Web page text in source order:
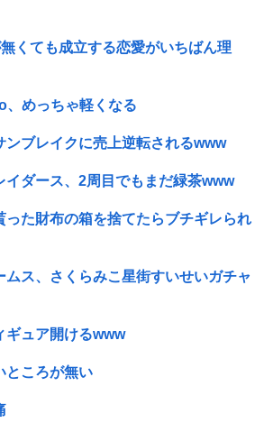
くても成立する恋愛がいちばん理
、めっちゃ軽くなる
ンブレイクに売上逆転されるwww
イダース、2周目でもまだ緑茶www
った財布の箱を捨てたらブチギレられ
ムス、さくらみこ星街すいせいガチャ
ギュア開けるwww
ところが無い